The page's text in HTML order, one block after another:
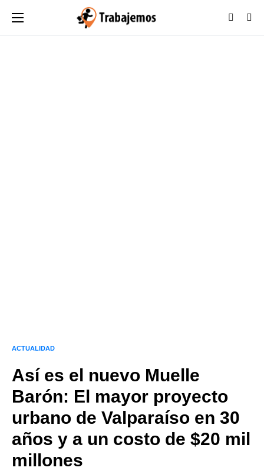
ACTUALIDAD
Así es el nuevo Muelle
Barón: El mayor proyecto
urbano de Valparaíso en 30
años y a un costo de $20 mil
millones